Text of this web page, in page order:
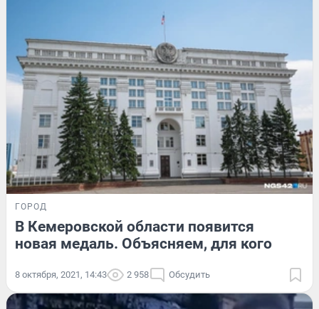
ГОРОД
В Кемеровской области появится
новая медаль. Объясняем, для кого
8 октября, 2021, 14:43 2 958 Обсудить